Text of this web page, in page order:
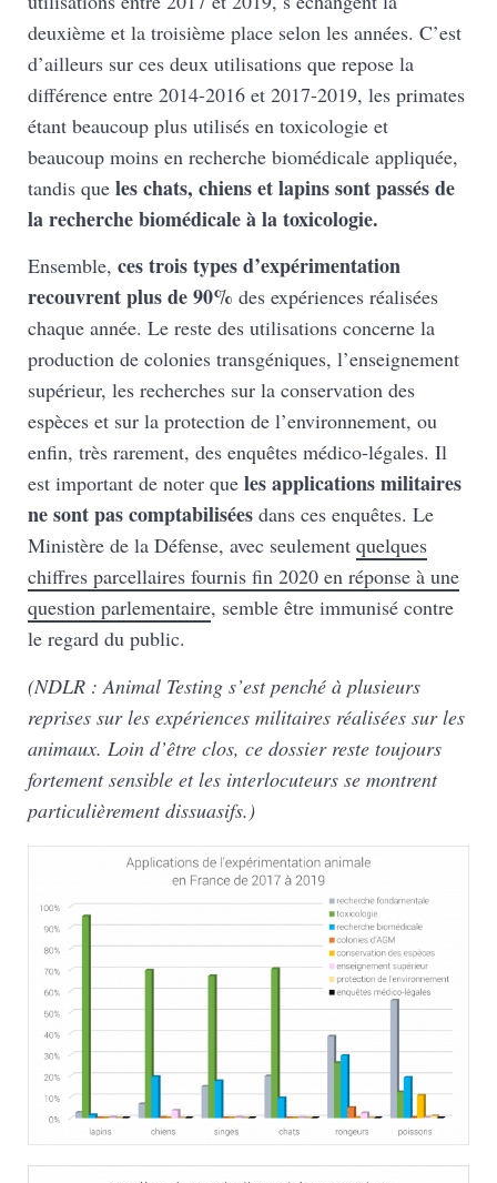
deuxième et la troisième place selon les années. C’est
d’ailleurs sur ces deux utilisations que repose la
différence entre 2014-2016 et 2017-2019, les primates
étant beaucoup plus utilisés en toxicologie et
beaucoup moins en recherche biomédicale appliquée,
tandis que les chats, chiens et lapins sont passés de
la recherche biomédicale à la toxicologie.
Ensemble, ces trois types d’expérimentation
recouvrent plus de 90% des expériences réalisées
chaque année. Le reste des utilisations concerne la
production de colonies transgéniques, l’enseignement
supérieur, les recherches sur la conservation des
espèces et sur la protection de l’environnement, ou
enfin, très rarement, des enquêtes médico-légales. Il
est important de noter que les applications militaires
ne sont pas comptabilisées dans ces enquêtes. Le
Ministère de la Défense, avec seulement quelques
chiffres parcellaires fournis fin 2020 en réponse à une
question parlementaire, semble être immunisé contre
le regard du public.
(NDLR : Animal Testing s’est penché à plusieurs
reprises sur les expériences militaires réalisées sur les
animaux. Loin d’être clos, ce dossier reste toujours
fortement sensible et les interlocuteurs se montrent
particulièrement dissuasifs.)